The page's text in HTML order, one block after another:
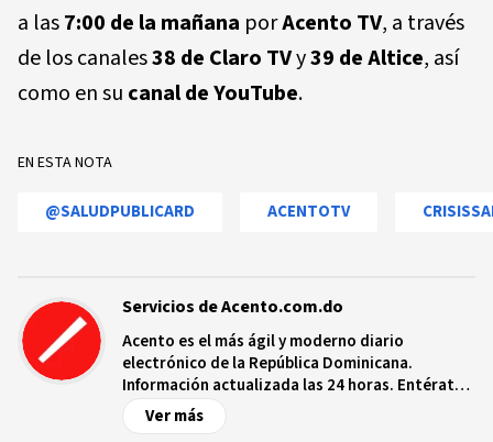
a las7:00 de la mañana porAcento TV, a través
de los canales38 de Claro TVy39 de Altice, así
como en su canal de YouTube.
EN ESTA NOTA
@SALUDPUBLICARD ACENTOTV
Servicios de Acento.com.do
Acento es el más ágil y moderno diario
electrónico de la República Dominicana.
Información actualizada las 24 horas. Entérate
de las noticias y sucesos más importantes a
nivel nacional e internacional, videos y fotos
Ver más